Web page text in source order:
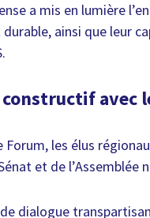
a mis en lumière
ainsi que leur
avec
Forum, les élus
et de l’Assemblée
dialogue